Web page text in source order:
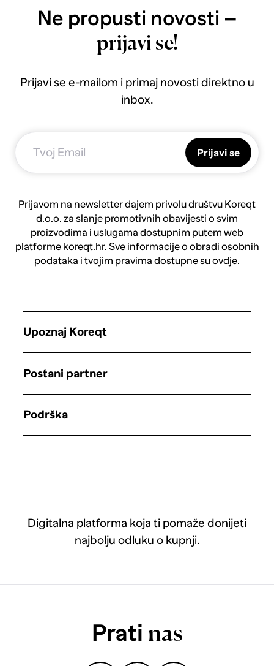
Ne propusti novosti –
prijavi se!
Prijavi se e-mailom i primaj novosti direktno u
inbox.
Prijavi se
Prijavom na newsletter dajem privolu društvu Koreqt
d.o.o. za slanje promotivnih obavijesti o svim
proizvodima i uslugama dostupnim putem web
platforme koreqt.hr. Sve informacije o obradi osobnih
podataka i tvojim pravima dostupne suovdje.
Digitalna platforma koja ti pomaže donijeti
najbolju odluku o kupnji.
Upoznaj Koreqt
Postani partner
Podrška
Prati nas